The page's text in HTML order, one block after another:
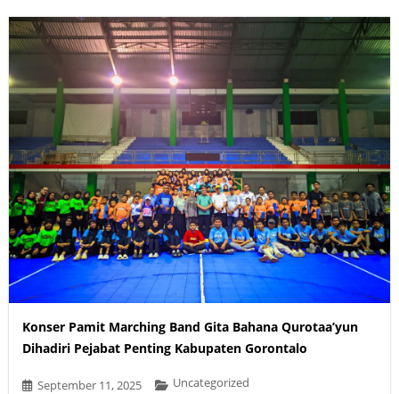
Konser Pamit Marching Band Gita Bahana Qurotaa’yun
Dihadiri Pejabat Penting Kabupaten Gorontalo
September 11, 2025 Uncategorized